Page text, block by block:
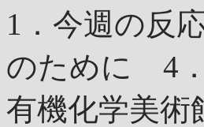
1．今週の反
のために 4
有機化学美